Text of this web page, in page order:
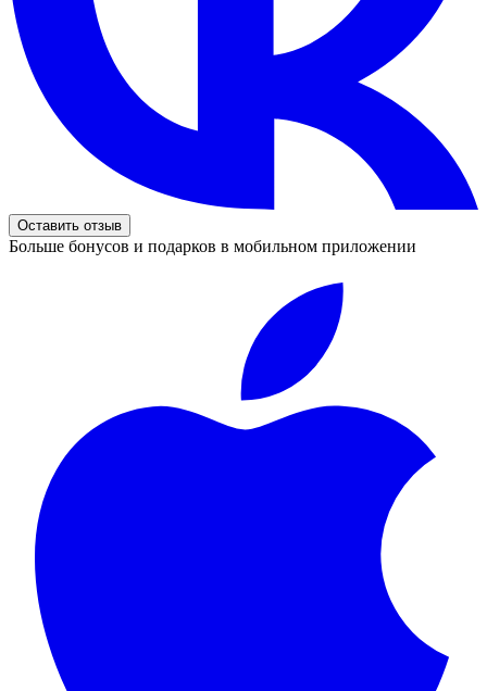
Оставить отзыв
Больше бонусов и подарков в мобильном приложении